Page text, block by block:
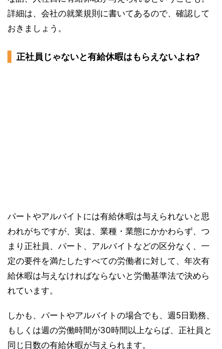
詳細は、会社の就業規則に書いてあるので、確認して
おきましょう。
正社員じゃないと有給休暇はもらえないよね?
パートやアルバイトには有給休暇は与えられないと思
われがちですが、実は、業種・業態にかかわらず、つ
まり正社員、パート、アルバイトなどの区分なく、一
定の要件を満たしたすべての労働者に対して、年次有
給休暇は与えなければならないと労働基準法で決めら
れています。
しかも、パートやアルバイトの場合でも、週5日勤務、
もしくは週の労働時間が30時間以上ならば、正社員と
同じ日数の有給休暇が与えられます。